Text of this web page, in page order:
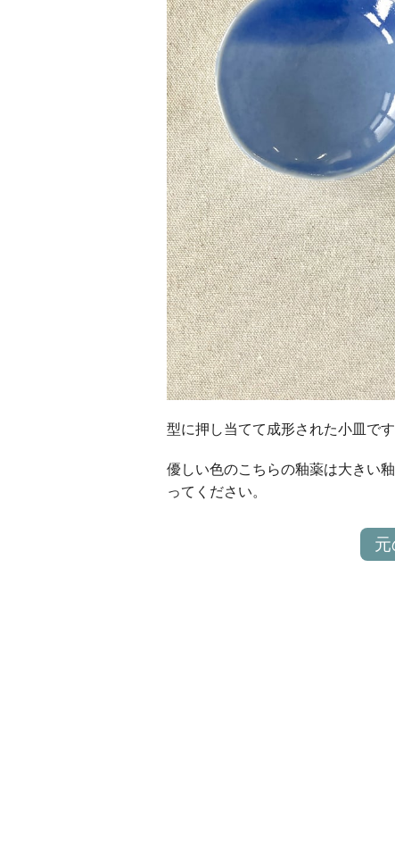
型に押し当てて成形された小皿で
優しい色のこちらの釉薬は大きい
ってください。